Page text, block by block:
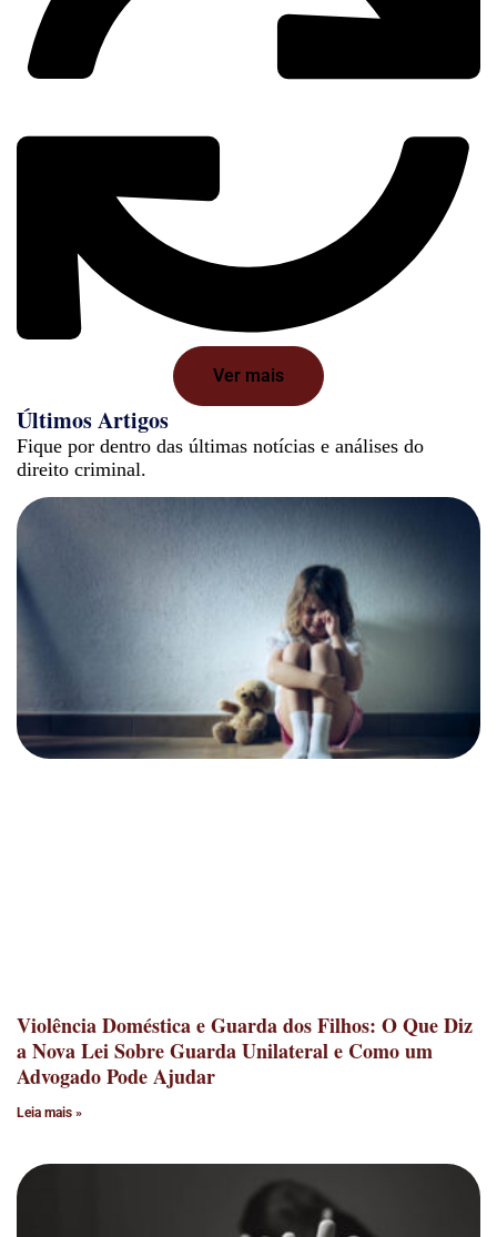
Ver mais
Últimos Artigos
Fique por dentro das últimas notícias e análises do
direito criminal.
Violência Doméstica e Guarda dos Filhos: O Que Diz
a Nova Lei Sobre Guarda Unilateral e Como um
Advogado Pode Ajudar
Leia mais »